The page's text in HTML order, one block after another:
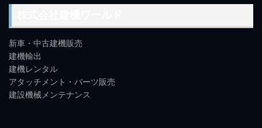
新車・中古建機販売
建機輸出
建機レンタル
アタッチメント・パーツ販売
建設機械メンテナンス